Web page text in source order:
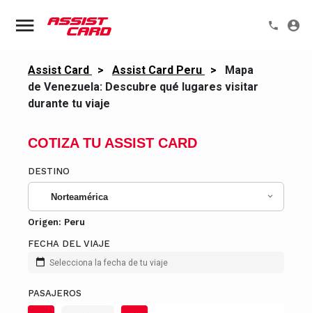
Assist Card > Assist Card Peru >
Mapa
de Venezuela: Descubre qué lugares visitar
durante tu viaje
COTIZA TU ASSIST CARD
DESTINO
Norteamérica
Origen: Peru
FECHA DEL VIAJE
Selecciona la fecha de tu viaje
PASAJEROS